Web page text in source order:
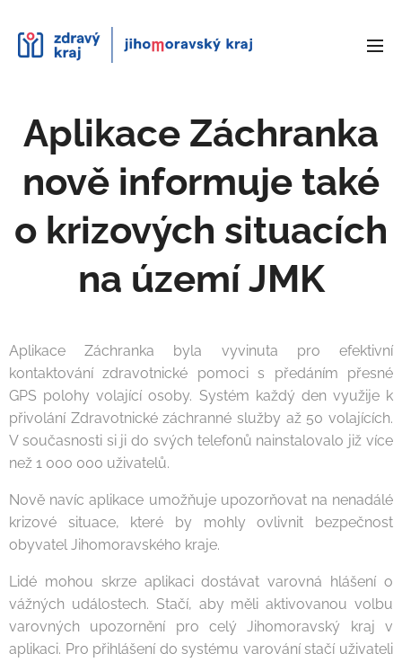
Aplikace Záchranka
nově informuje také
o krizových situacích
na území JMK
Aplikace Záchranka byla vyvinuta pro efektivní
kontaktování zdravotnické pomoci s předáním přesné
GPS polohy volající osoby. Systém každý den využije k
přivolání Zdravotnické záchranné služby až 50 volajících.
V současnosti si ji do svých telefonů nainstalovalo již více
než 1 000 000 uživatelů.
Nově navíc aplikace umožňuje upozorňovat na nenadálé
krizové situace, které by mohly ovlivnit bezpečnost
obyvatel Jihomoravského kraje.
Lidé mohou skrze aplikaci dostávat varovná hlášení o
vážných událostech. Stačí, aby měli aktivovanou volbu
varovných upozornění pro celý Jihomoravský kraj v
aplikaci. Pro přihlášení do systému varování stačí uživateli